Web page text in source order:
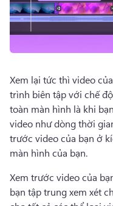
Xem lại tức thì video
trình biên tập với chế
toàn màn hình là khi
video như dòng thời
trước video của bạn ở
màn hình của bạn.
Xem trước video của
bạn tập trung xem xét